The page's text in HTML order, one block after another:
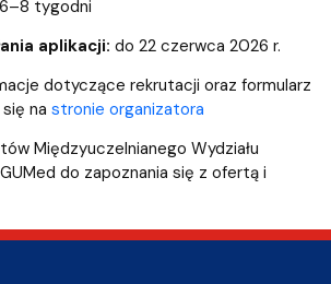
6–8 tygodni
aplikacji: do 22 czerwca 2026 r.
dotyczące rekrutacji oraz formularz
na stronie organizatora
Międzyuczelnianego Wydziału
do zapoznania się z ofertą i